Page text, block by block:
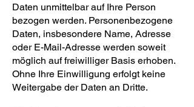
Daten unmittelbar auf Ihre Person
bezogen werden. Personenbezogene
Daten, insbesondere Name, Adresse
oder E-Mail-Adresse werden soweit
möglich auf freiwilliger Basis erhoben.
Ohne Ihre Einwilligung erfolgt keine
Weitergabe der Daten an Dritte.